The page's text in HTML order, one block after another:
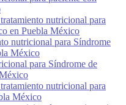
nutricional para
en Puebla México
nutricional para Síndrome
México
para Síndrome de
nutricional para
México